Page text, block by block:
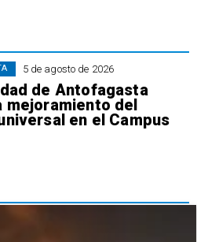
5 de agosto de 2026
de Antofagasta
mejoramiento del
en el Campus